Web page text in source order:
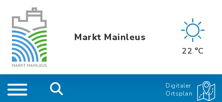
Markt Mainleus
22 °C
Digitaler
Ortsplan